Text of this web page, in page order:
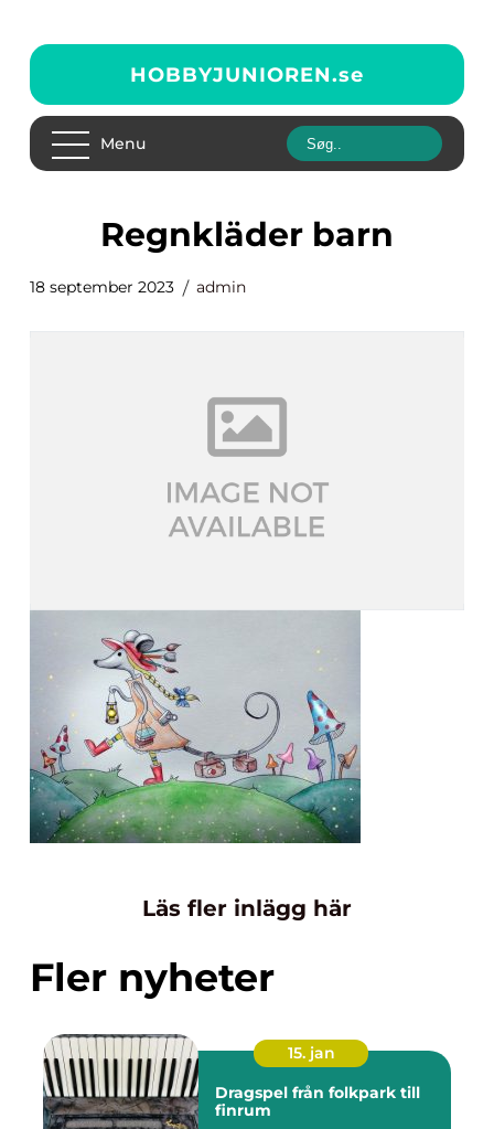
HOBBYJUNIOREN.se
Menu
regnkläder barn
18 september 2023 admin
Läs fler inlägg här
Fler nyheter
15. jan
Dragspel från folkpark till
finrum